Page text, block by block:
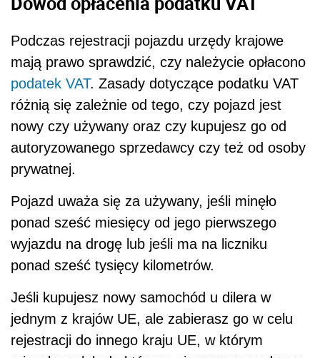
Podczas rejestracji pojazdu urzędy krajowe
mają prawo sprawdzić, czy należycie opłacono
podatek VAT. Zasady dotyczące podatku VAT
różnią się zależnie od tego, czy pojazd jest
nowy czy używany oraz czy kupujesz go od
autoryzowanego sprzedawcy czy też od osoby
prywatnej.
Pojazd uważa się za używany, jeśli minęło
ponad sześć miesięcy od jego pierwszego
wyjazdu na drogę lub jeśli ma na liczniku
ponad sześć tysięcy kilometrów.
Jeśli kupujesz nowy samochód u dilera w
jednym z krajów UE, ale zabierasz go w celu
rejestracji do innego kraju UE, w którym